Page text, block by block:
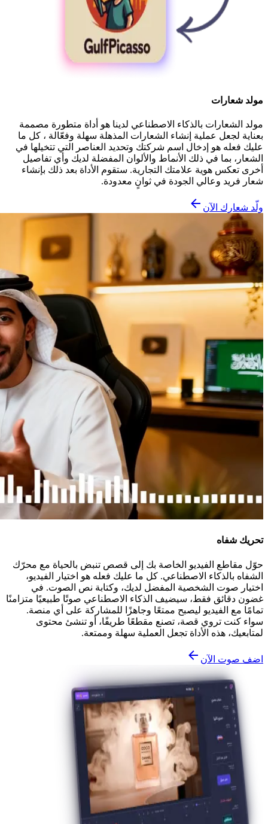
مولد شعارات
مولد الشعارات بالذكاء الاصطناعي لدينا هو أداة متطورة مصممة
بعناية لجعل عملية إنشاء الشعارات المذهلة سهلة وفعّالة ، كل ما
عليك فعله هو إدخال اسم شركتك وتحديد العناصر التي تتخيلها في
الشعار، بما في ذلك الأنماط والألوان المفضلة لديك وأي تفاصيل
أخرى تعكس هوية علامتك التجارية. ستقوم الأداة بعد ذلك بإنشاء
شعار فريد وعالي الجودة في ثوانٍ معدودة.
ولّد شعارك الآن
تحريك شفاه
حوّل مقاطع الفيديو الخاصة بك إلى قصص تنبض بالحياة مع محرّك
الشفاه بالذكاء الاصطناعي. كل ما عليك فعله هو اختيار الفيديو،
اختيار صوت الشخصية المفضل لديك، وكتابة نص الصوت. في
غضون دقائق فقط، سيضيف الذكاء الاصطناعي صوتًا طبيعيًا متزامنًا
تمامًا مع الفيديو ليصبح ممتعًا وجاهزًا للمشاركة على أي منصة.
سواء كنت تروي قصة، تصنع مقطعًا طريفًا، أو تنشئ محتوى
لمتابعيك، هذه الأداة تجعل العملية سهلة وممتعة.
اضف صوت الآن